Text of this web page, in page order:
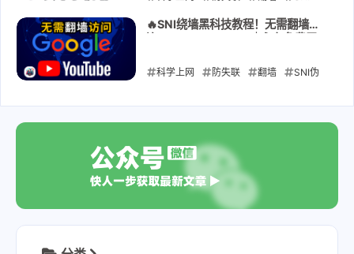
android SNI伪装 绕过GFW
2025-08-17
🔥SNI绕墙黑科技教程！无需翻墙直
科学上网 防失联 翻墙 SNI伪
2025-08-01